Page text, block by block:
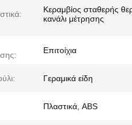
Κεραμβίος σταθερής
κανάλι μέτρησης
Επιτοίχια
Γεραμικά είδη
Πλαστικά, ABS